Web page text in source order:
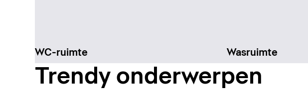
WC-ruimte Wasruimte
Trendy onderwerpen